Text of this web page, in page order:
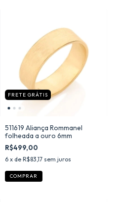
FRETE GRÁTIS
511619 Aliança Rommanel
folheada a ouro 6mm
R$499,00
6 x de R$83,17 sem juros
COMPRAR